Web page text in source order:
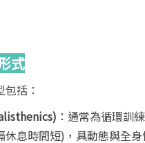
式
括：
：通常為循環訓
休息時間短)，具動態與全